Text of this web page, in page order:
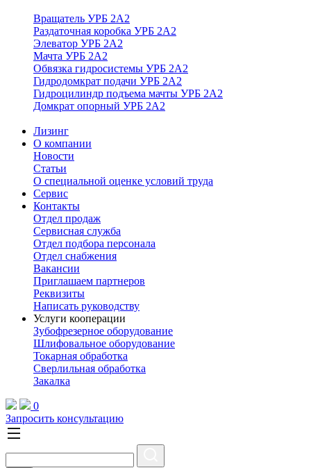
Вращатель УРБ 2А2
Раздаточная коробка УРБ 2А2
Элеватор УРБ 2А2
Мачта УРБ 2А2
Обвязка гидросистемы УРБ 2А2
Гидродомкрат подачи УРБ 2А2
Гидроцилиндр подъема мачты УРБ 2А2
Домкрат опорный УРБ 2А2
Лизинг
О компании
Новости
Статьи
О специальной оценке условий труда
Сервис
Контакты
Отдел продаж
Сервисная служба
Отдел подбора персонала
Отдел снабжения
Вакансии
Приглашаем партнеров
Реквизиты
Написать руководству
Услуги кооперации
Зубофрезерное оборудование
Шлифовальное оборудование
Токарная обработка
Cверлильная обработка
Закалка
0
Запросить консультацию